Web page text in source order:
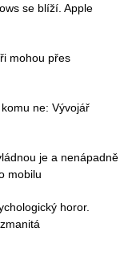
se blíží. Apple
mohou přes
ne: Vývojář
je a nenápadně
mobilu
horor.